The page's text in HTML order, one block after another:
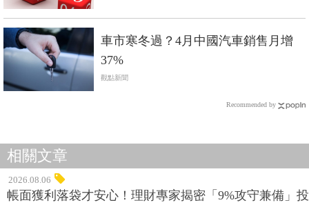
車市寒冬過？4月中國汽車銷售月增
37%
觀點新聞
Recommended by
相關文章
2026.08.06
帳面獲利落袋才安心！理財專家揭密「9%攻守兼備」投